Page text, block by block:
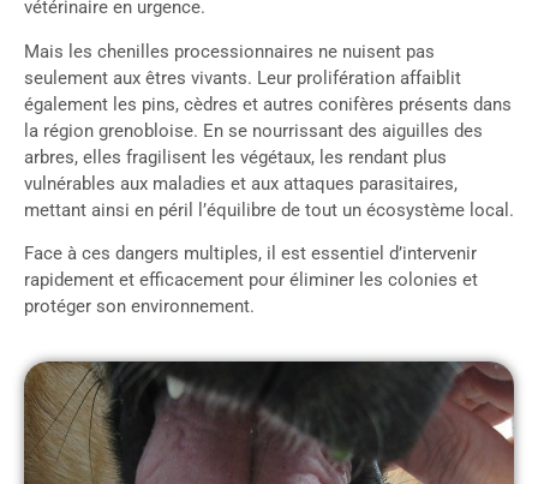
vétérinaire en urgence.
Mais les chenilles processionnaires ne nuisent pas
seulement aux êtres vivants. Leur prolifération affaiblit
également les pins, cèdres et autres conifères présents dans
la région grenobloise. En se nourrissant des aiguilles des
arbres, elles fragilisent les végétaux, les rendant plus
vulnérables aux maladies et aux attaques parasitaires,
mettant ainsi en péril l’équilibre de tout un écosystème local.
Face à ces dangers multiples, il est essentiel d’intervenir
rapidement et efficacement pour éliminer les colonies et
protéger son environnement.